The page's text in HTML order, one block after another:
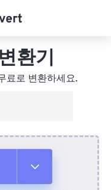
환기
료로 변환하세요.